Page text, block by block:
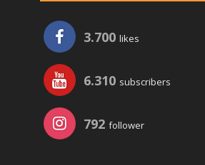
3.700 likes
6.310 subscribers
792 follower